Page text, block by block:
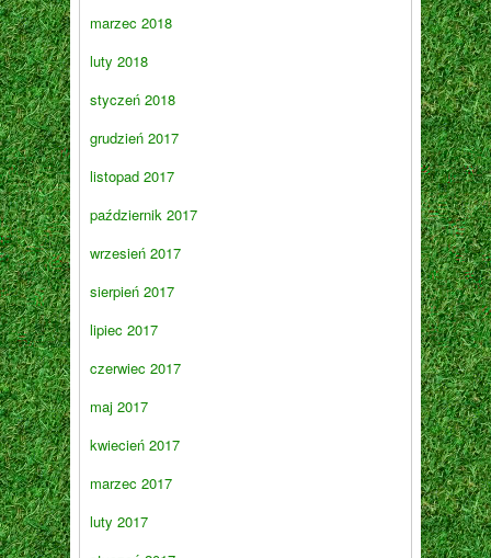
marzec 2018
luty 2018
styczeń 2018
grudzień 2017
listopad 2017
październik 2017
wrzesień 2017
sierpień 2017
lipiec 2017
czerwiec 2017
maj 2017
kwiecień 2017
marzec 2017
luty 2017